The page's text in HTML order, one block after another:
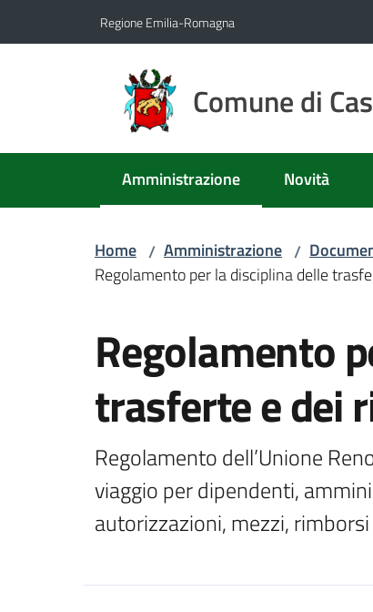
Regione Emilia-Romagna
Comune di
Amministrazione
Menu selezionato Novità
Home / Amministrazione /
Regolamento per la disciplina delle
Regolamento
trasferte e dei
Regolamento dell’Unione
viaggio per dipendenti,
autorizzazioni, mezzi,